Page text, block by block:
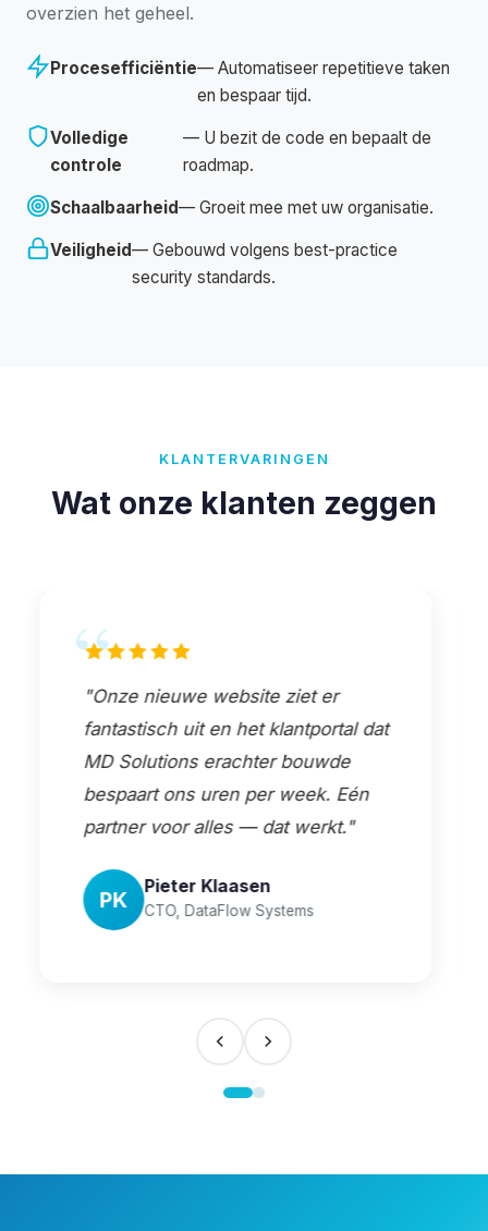
overzien het geheel.
Procesefficiëntie— Automatiseer repetitieve taken
en bespaar tijd.
Volledige
controle
— U bezit de code en bepaalt de
roadmap.
Schaalbaarheid— Groeit mee met uw organisatie.
Veiligheid— Gebouwd volgens best-practice
security standards.
KLANTERVARINGEN
Wat onze klanten zeggen
"Van webshop tot API-koppeling
met ons ERP: alles werkt feilloos
samen. Professioneel team dat
meedenkt en snel schakelt. Echte
aanrader."
LB
Lotte Bakker
Product Owner, ShopDirect